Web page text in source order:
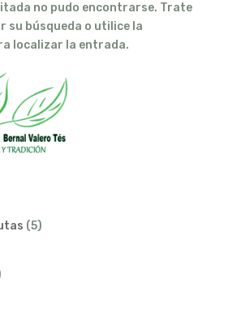
no pudo encontrarse. Trate
su búsqueda o utilice la
localizar la entrada.
55